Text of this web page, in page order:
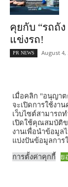
คุยกับ “รถถั
แข่งรถ!
PR NEWS August 4,
Tonkit Media.,
founded in 2011 by
as content creators.
locally and
communications
เมื่อคลิก "อนุญา
จะเปิดการใช้งา
เว็บไซต์สามารถ
เปิดใช้คุณสมบัติข
งานเพื่อนำข้อมูล
แบ่งปันข้อมูลการ
การตั้งค่าคุกกี้ ย